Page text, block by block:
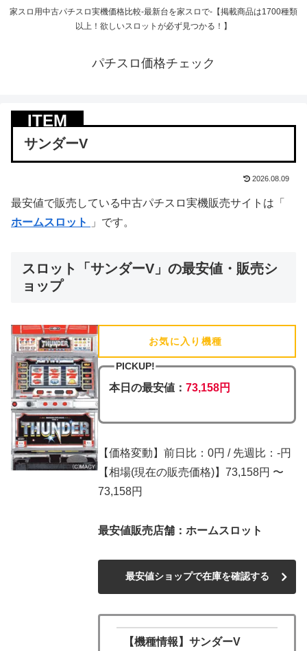
家スロ用中古パチスロ実機価格比較-最新台を家スロで-【掲載商品は1700種類
以上！欲しいスロットが必ず見つかる！】
パチスロ価格チェック
サンダーV
2026.08.09
最安値で販売している中古パチスロ実機販売サイトは「
ホームスロット
」です。
スロット「サンダーV」の最安値・販売シ
ョップ
お気に入り機種
PICKUP!
本日の最安値：73,158円
【価格変動】前日比：0円 / 先週比：-円
【相場(現在の販売価格)】73,158円 〜
73,158円
最安値販売店舗：ホームスロット
最安値ショップで在庫を確認する
【機種情報】サンダーV